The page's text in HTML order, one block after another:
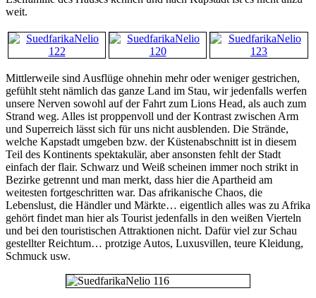
weit.
Mittlerweile sind Ausflüge ohnehin mehr oder weniger gestrichen,
gefühlt steht nämlich das ganze Land im Stau, wir jedenfalls werfen
unsere Nerven sowohl auf der Fahrt zum Lions Head, als auch zum
Strand weg. Alles ist proppenvoll und der Kontrast zwischen Arm
und Superreich lässt sich für uns nicht ausblenden. Die Strände,
welche Kapstadt umgeben bzw. der Küstenabschnitt ist in diesem
Teil des Kontinents spektakulär, aber ansonsten fehlt der Stadt
einfach der flair. Schwarz und Weiß scheinen immer noch strikt in
Bezirke getrennt und man merkt, dass hier die Apartheid am
weitesten fortgeschritten war. Das afrikanische Chaos, die
Lebenslust, die Händler und Märkte… eigentlich alles was zu Afrika
gehört findet man hier als Tourist jedenfalls in den weißen Vierteln
und bei den touristischen Attraktionen nicht. Dafür viel zur Schau
gestellter Reichtum… protzige Autos, Luxusvillen, teure Kleidung,
Schmuck usw.